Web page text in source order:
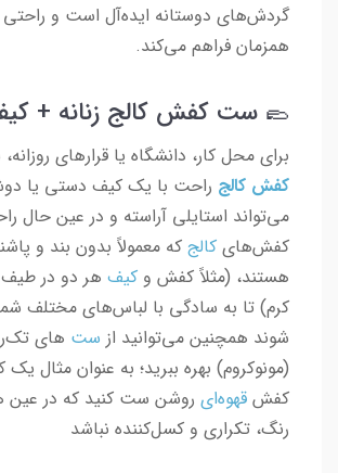
گردش‌های دوستانه ایده‌آل است و
همزمان فراهم می‌کند.
🥿 ست کفش کالج زنانه +
برای محل کار، دانشگاه یا قرارهای
کفش کالج راحت با یک کیف دستی یا
می‌تواند استایلی آراسته و در عین حال
کفش‌های کالج که معمولاً بدون بند و
هستند، (مثلاً کفش و کیف هر دو در طیف
کرم) تا به سادگی با لباس‌های مختلف
شوند همچنین می‌توانید از ست‌ های
(مونوکروم) بهره ببرید؛ به عنوان مثال یک
کفش قهوه‌ای روشن ست کنید که در عین
رنگ، تکراری و کسل‌کننده نباشد